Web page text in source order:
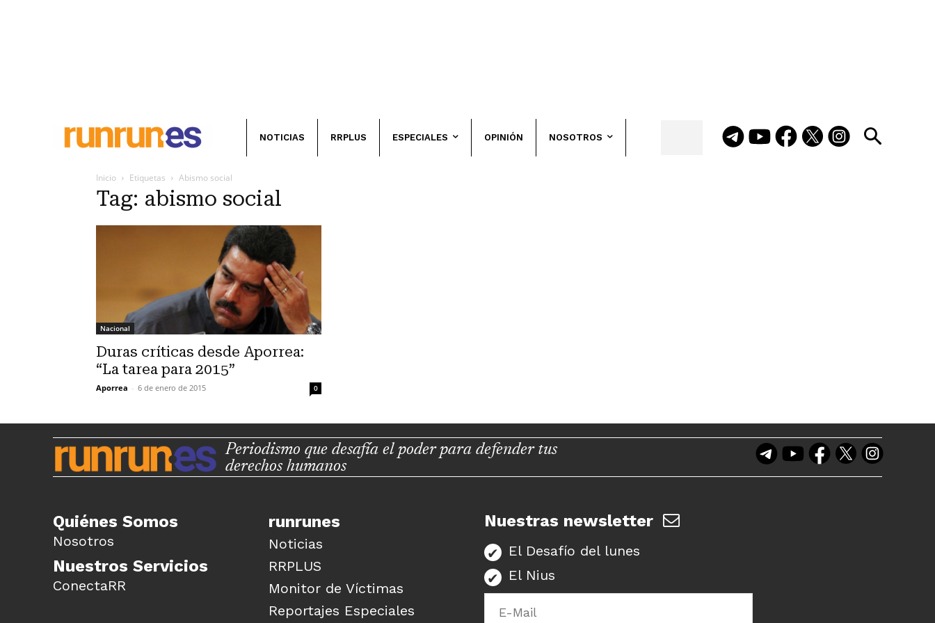
NOTICIAS RRPLUS ESPECIALES OPINIÓN NOSOTROS
Inicio Etiquetas Abismo social
Tag: abismo social
Nacional
Duras críticas desde Aporrea:
“La tarea para 2015”
Aporrea - 6 de enero de 2015 0
Periodismo que desafía el poder para defender tus
derechos humanos
Quiénes Somos
Nosotros
Nuestros Servicios
ConectaRR
runrunes
Noticias
RRPLUS
Monitor de Víctimas
Reportajes Especiales
Nuestras newsletter
El Desafío del lunes
El Nius